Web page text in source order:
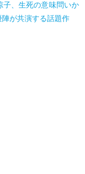
子、生死の意味問いか
が共演する話題作